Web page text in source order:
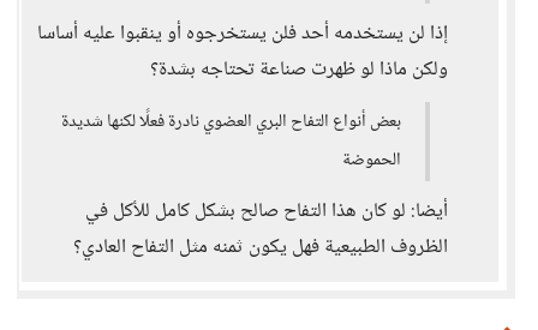
إذا لن يستخدمه أحد فلن يستخرجوه أو ينقبوا عليه أساسا
ولكن ماذا لو ظهرت صناعة تحتاجه بشدة؟
بعض أنواع التفاح البري العضوي نادرة فعلًا لكنها شديدة
الحموضة
أيضا: لو كان هذا التفاح صالح بشكل كامل للأكل في
الظروف الطبيعية فهل يكون ثمنه مثل التفاح العادي؟